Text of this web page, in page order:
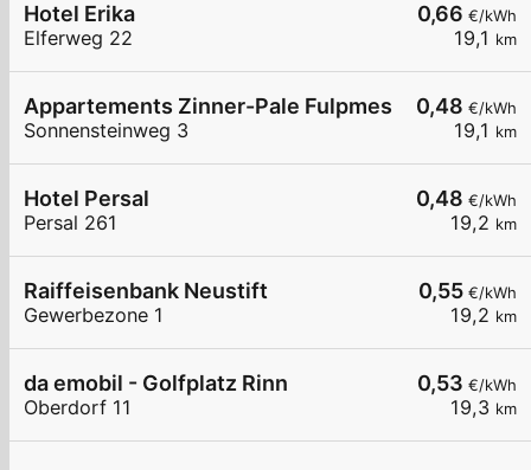
0,66 €/kWh
19,1 km
Hotel Erika
Elferweg 22
0,48 €/kWh
19,1 km
Appartements Zinner-Pale Fulpmes
Sonnensteinweg 3
0,48 €/kWh
19,2 km
Hotel Persal
Persal 261
0,55 €/kWh
19,2 km
Raiffeisenbank Neustift
Gewerbezone 1
0,53 €/kWh
19,3 km
da emobil - Golfplatz Rinn
Oberdorf 11